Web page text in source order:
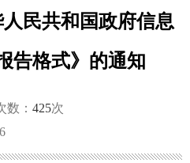
民共和国政府信息
告格式》的通知
数： 425次